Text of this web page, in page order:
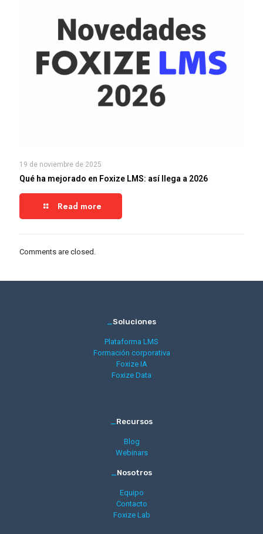
19 de noviembre de 2025
Qué ha mejorado en Foxize LMS: así llega a 2026
Read more
Comments are closed.
_Soluciones
Plataforma LMS
Formación corporativa
Foxize IA
Foxize Data
_Recursos
Blog
Webinars
_Nosotros
Equipo
Contacto
Foxize Lab